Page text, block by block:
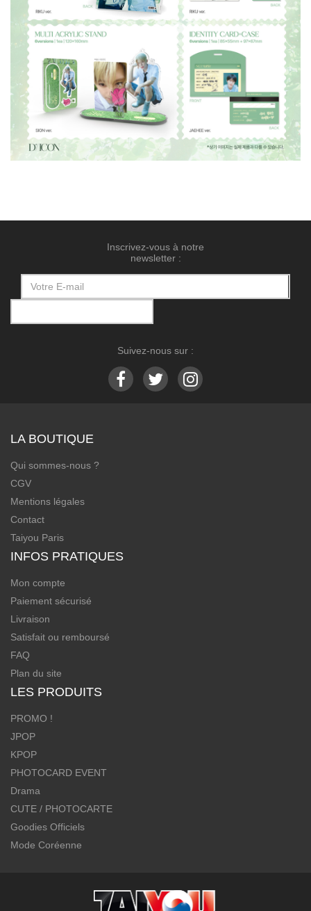
Inscrivez-vous à notre
newsletter :
Suivez-nous sur :
LA BOUTIQUE
Qui sommes-nous ?
CGV
Mentions légales
Contact
Taiyou Paris
INFOS PRATIQUES
Mon compte
Paiement sécurisé
Livraison
Satisfait ou remboursé
FAQ
Plan du site
LES PRODUITS
PROMO !
JPOP
KPOP
PHOTOCARD EVENT
Drama
CUTE / PHOTOCARTE
Goodies Officiels
Mode Coréenne